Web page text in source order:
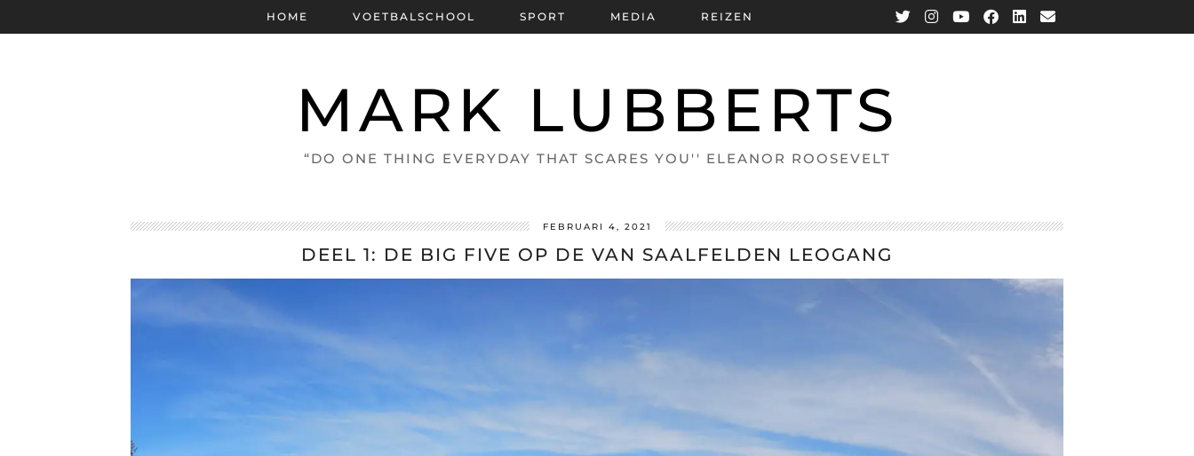
MARK LUBBERTS
“DO ONE THING EVERYDAY THAT SCARES YOU'' ELEANOR ROOSEVELT
HOME VOETBALSCHOOL SPORT MEDIA REIZEN
FEBRUARI 4, 2021
DEEL 1: DE BIG FIVE OP DE VAN SAALFELDEN LEOGANG